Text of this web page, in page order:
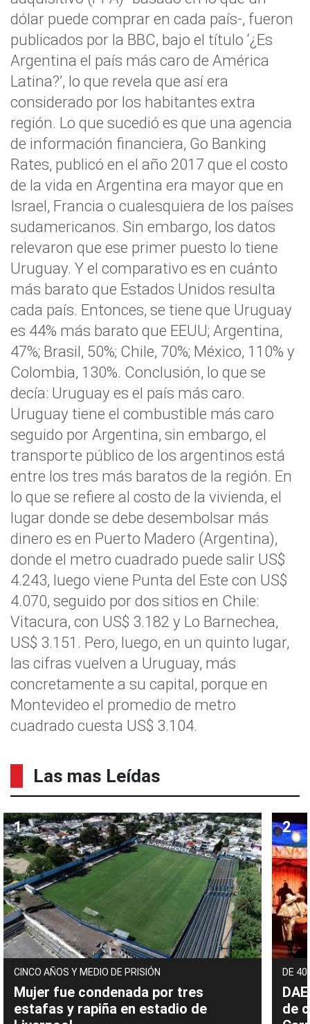
dólar puede comprar en cada país-, fueron
publicados por la BBC, bajo el título ‘¿Es
Argentina el país más caro de América
Latina?’, lo que revela que así era
considerado por los habitantes extra
región. Lo que sucedió es que una agencia
de información financiera, Go Banking
Rates, publicó en el año 2017 que el costo
de la vida en Argentina era mayor que en
Israel, Francia o cualesquiera de los países
sudamericanos. Sin embargo, los datos
relevaron que ese primer puesto lo tiene
Uruguay. Y el comparativo es en cuánto
más barato que Estados Unidos resulta
cada país. Entonces, se tiene que Uruguay
es 44% más barato que EEUU; Argentina,
47%; Brasil, 50%; Chile, 70%; México, 110% y
Colombia, 130%. Conclusión, lo que se
decía: Uruguay es el país más caro.
Uruguay tiene el combustible más caro
seguido por Argentina, sin embargo, el
transporte público de los argentinos está
entre los tres más baratos de la región. En
lo que se refiere al costo de la vivienda, el
lugar donde se debe desembolsar más
dinero es en Puerto Madero (Argentina),
donde el metro cuadrado puede salir US$
4.243, luego viene Punta del Este con US$
4.070, seguido por dos sitios en Chile:
Vitacura, con US$ 3.182 y Lo Barnechea,
US$ 3.151. Pero, luego, en un quinto lugar,
las cifras vuelven a Uruguay, más
concretamente a su capital, porque en
Montevideo el promedio de metro
cuadrado cuesta US$ 3.104.
Las mas Leídas
CINCO AÑOS Y MEDIO DE PRISIÓN
Mujer fue condenada por tres
estafas y rapiña en estadio de
DE
de